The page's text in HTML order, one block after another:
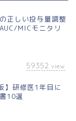
正しい投与量調整
MICモニタリ
59352 view
】研修医1年目に
10選